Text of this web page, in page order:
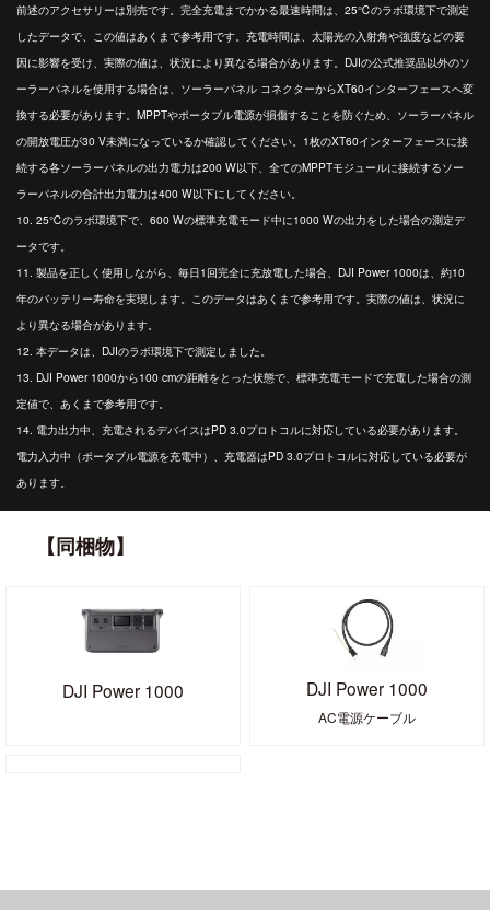
前述のアクセサリーは別売です。完全充電までかかる最速時間は、25℃のラボ環境下で測定
したデータで、この値はあくまで参考用です。充電時間は、太陽光の入射角や強度などの要
因に影響を受け、実際の値は、状況により異なる場合があります。DJIの公式推奨品以外のソ
ーラーパネルを使用する場合は、ソーラーパネル コネクターからXT60インターフェースへ変
換する必要があります。MPPTやポータブル電源が損傷することを防ぐため、ソーラーパネル
の開放電圧が30 V未満になっているか確認してください。1枚のXT60インターフェースに接
続する各ソーラーパネルの出力電力は200 W以下、全てのMPPTモジュールに接続するソー
ラーパネルの合計出力電力は400 W以下にしてください。
10. 25℃のラボ環境下で、600 Wの標準充電モード中に1000 Wの出力をした場合の測定デ
ータです。
11. 製品を正しく使用しながら、毎日1回完全に充放電した場合、DJI Power 1000は、約10
年のバッテリー寿命を実現します。このデータはあくまで参考用です。実際の値は、状況に
より異なる場合があります。
12. 本データは、DJIのラボ環境下で測定しました。
13. DJI Power 1000から100 cmの距離をとった状態で、標準充電モードで充電した場合の測
定値で、あくまで参考用です。
14. 電力出力中、充電されるデバイスはPD 3.0プロトコルに対応している必要があります。
電力入力中（ポータブル電源を充電中）、充電器はPD 3.0プロトコルに対応している必要が
あります。
【同梱物】
DJI Power 1000 DJI Power 1000
AC電源ケーブル